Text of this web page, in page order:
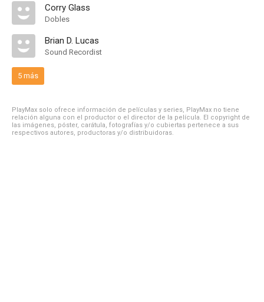
Corry Glass
Dobles
Brian D. Lucas
Sound Recordist
5 más
PlayMax solo ofrece información de películas y series, PlayMax no tiene
relación alguna con el productor o el director de la película. El copyright de
las imágenes, póster, carátula, fotografías y/o cubiertas pertenece a sus
respectivos autores, productoras y/o distribuidoras.